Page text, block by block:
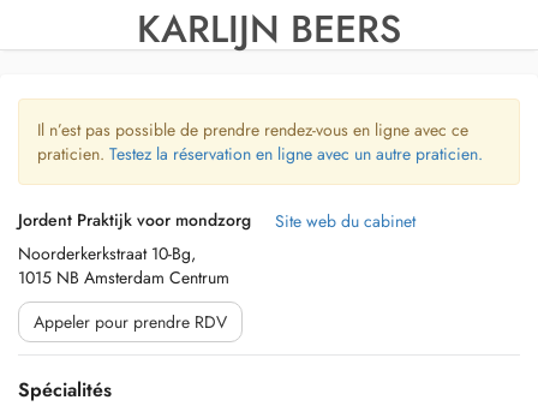
KARLIJN BEERS
Il n’est pas possible de prendre rendez-vous en ligne avec ce
praticien. Testez la réservation en ligne avec un autre praticien.
Jordent Praktijk voor mondzorg
Noorderkerkstraat 10-Bg,
1015 NB Amsterdam Centrum
Site web du cabinet
Appeler pour prendre RDV
Spécialités